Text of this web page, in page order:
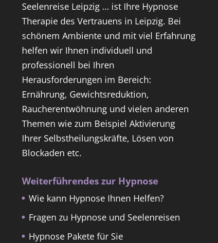
Seelenreise Leipzig … ist Ihre Hypnose
Therapie des Vertrauens in Leipzig. Bei
schönem Ambiente und mit viel Erfahrung
helfen wir Ihnen individuell und
professionell bei Ihren
Herausforderungen im Bereich:
Ernährung, Gewichtsreduktion,
Raucherentwöhnung und vielen anderen
Themen wie zum Beispiel Aktivierung
Ihrer Selbstheilungskräfte, Lösen von
Blockaden etc.
Weiterführendes zur Hypnose
Wie kann Hypnose Ihnen Helfen?
Fragen zu Hypnose und Seelenreisen
Hypnose Pakete für Sie